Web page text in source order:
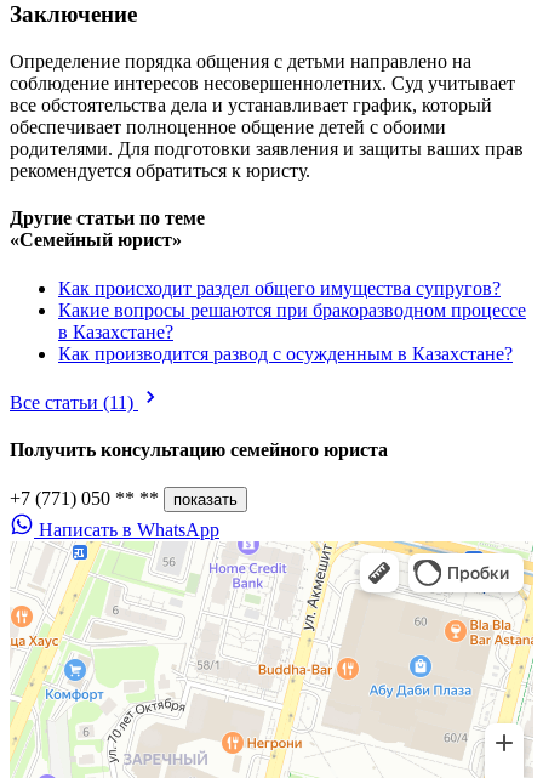
Заключение
Определение порядка общения с детьми направлено на
соблюдение интересов несовершеннолетних. Суд учитывает
все обстоятельства дела и устанавливает график, который
обеспечивает полноценное общение детей с обоими
родителями. Для подготовки заявления и защиты ваших прав
рекомендуется обратиться к юристу.
Другие статьи по теме
«Семейный юрист»
Как происходит раздел общего имущества супругов?
Какие вопросы решаются при бракоразводном процессе
в Казахстане?
Как производится развод с осужденным в Казахстане?
Все статьи (11)
Получить консультацию семейного юриста
+7 (771) 050 ** ** показать
Написать в WhatsApp